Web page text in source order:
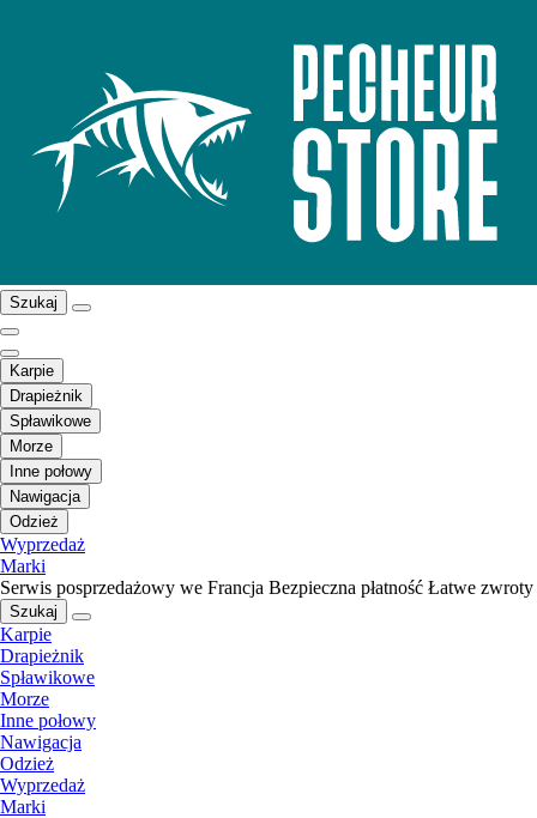
Szukaj
Karpie
Drapieżnik
Spławikowe
Morze
Inne połowy
Nawigacja
Odzież
Wyprzedaż
Marki
Serwis posprzedażowy we Francja Bezpieczna płatność Łatwe zwroty
Szukaj
Karpie
Drapieżnik
Spławikowe
Morze
Inne połowy
Nawigacja
Odzież
Wyprzedaż
Marki